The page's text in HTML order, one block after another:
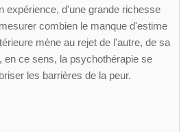
expérience, d'une grande richesse
combien le manque d'estime
mène au rejet de l'autre, de sa
en ce sens, la psychothérapie se
les barrières de la peur.